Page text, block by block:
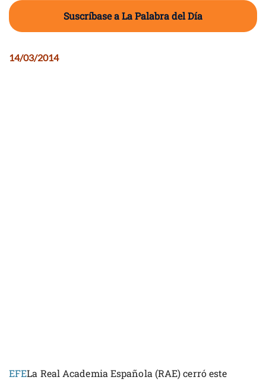
Suscríbase a La Palabra del Día
14/03/2014
EFELa Real Academia Española (RAE) cerró este